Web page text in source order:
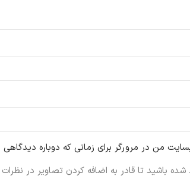
من در مرورگر برای زمانی که دوباره
باشید تا قادر به اضافه کردن تصاویر در نظرات